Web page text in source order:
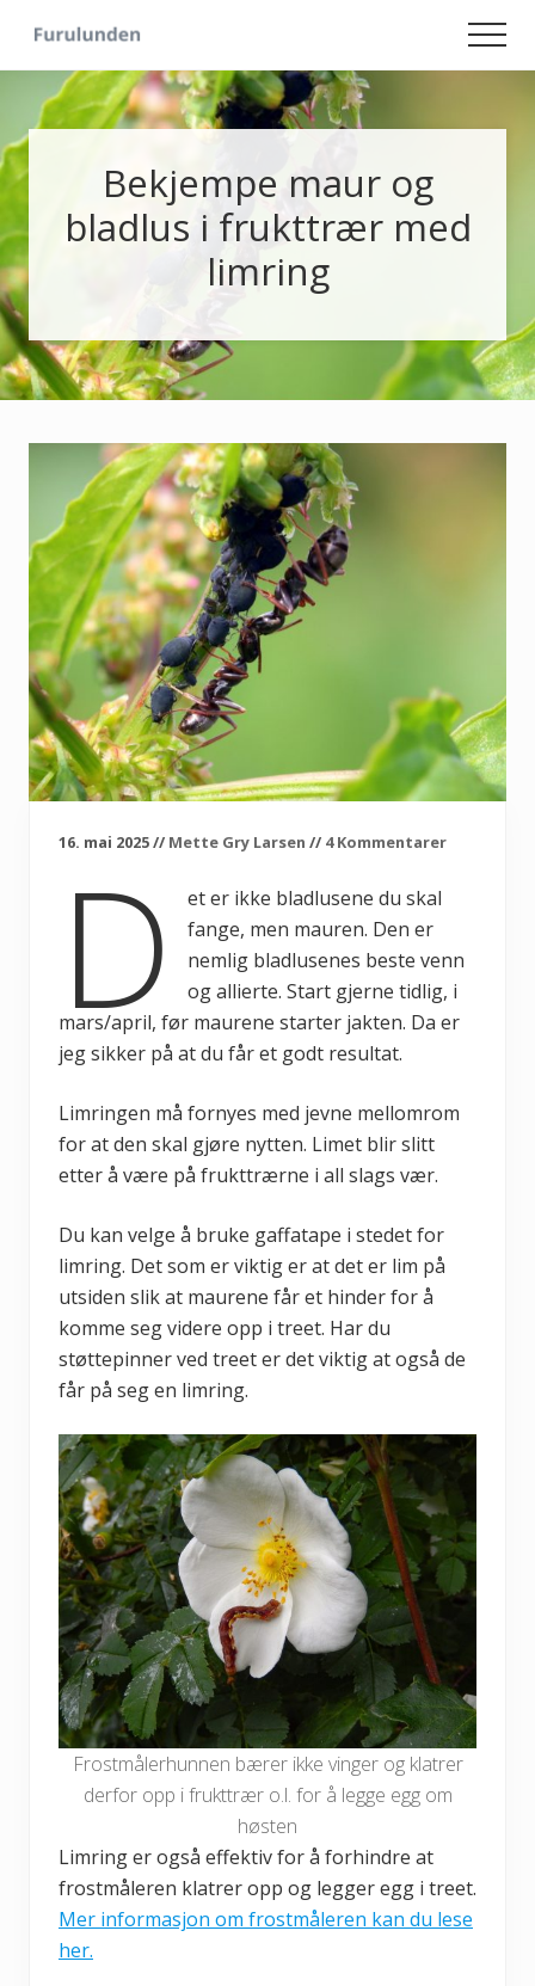
main
content
primary
sidebar
Hageliv
Lise
for
sjelen
Bekjempe maur og
bladlus i frukttrær med
limring
16. mai 2025// Mette Gry Larsen // 4 Kommentarer
D
et er ikke bladlusene du skal
fange, men mauren. Den er
nemlig bladlusenes beste venn
og allierte. Start gjerne tidlig, i
mars/april, før maurene starter jakten. Da er
jeg sikker på at du får et godt resultat.
Limringen må fornyes med jevne mellomrom
for at den skal gjøre nytten. Limet blir slitt
etter å være på frukttrærne i all slags vær.
Du kan velge å bruke gaffatape i stedet for
limring. Det som er viktig er at det er lim på
utsiden slik at maurene får et hinder for å
komme seg videre opp i treet. Har du
støttepinner ved treet er det viktig at også de
får på seg en limring.
Frostmålerhunnen bærer ikke vinger og klatrer
derfor opp i frukttrær o.l. for å legge egg om
høsten
Limring er også effektiv for å forhindre at
frostmåleren klatrer opp og legger egg i treet.
Mer informasjon om frostmåleren kan du lese
her.